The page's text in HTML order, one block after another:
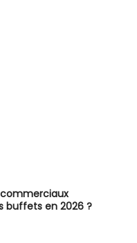
buffets en 2026 ?